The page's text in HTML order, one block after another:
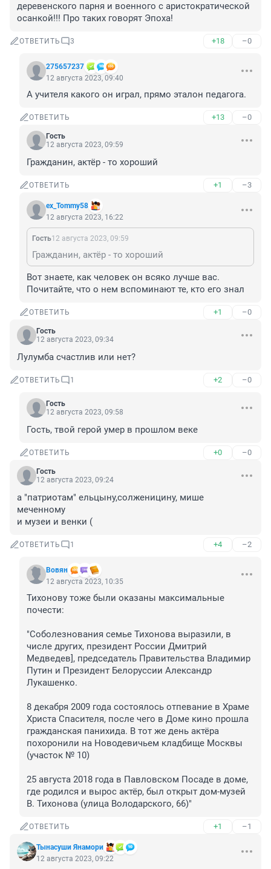
деревенского парня и военного с аристократической
осанкой!!! Про таких говорят Эпоха!
ОТВЕТИТЬ 3 +18 –0
275657237
12 августа 2023, 09:40
А учителя какого он играл, прямо эталон педагога.
ОТВЕТИТЬ +13 –0
Гость
12 августа 2023, 09:59
Гражданин, актёр - то хороший
ОТВЕТИТЬ +1 –3
ex_Tommy58
12 августа 2023, 16:22
Гость12 августа 2023, 09:59
Гражданин, актёр - то хороший
Вот знаете, как человек он всяко лучше вас.
Почитайте, что о нем вспоминают те, кто его знал
ОТВЕТИТЬ +1 –0
Гость
12 августа 2023, 09:34
Лулумба счастлив или нет?
ОТВЕТИТЬ 1 +2 –0
Гость
12 августа 2023, 09:58
Гость, твой герой умер в прошлом веке
ОТВЕТИТЬ +0 –0
Гость
12 августа 2023, 09:24
а "патриотам" ельцыну,солженицину, мише
меченному
и музеи и венки (
ОТВЕТИТЬ 1 +4 –2
Вовян
12 августа 2023, 10:35
Тихонову тоже были оказаны максимальные
почести:
"Соболезнования семье Тихонова выразили, в
числе других, президент России Дмитрий
Медведев], председатель Правительства Владимир
Путин и Президент Белоруссии Александр
Лукашенко.
8 декабря 2009 года состоялось отпевание в Храме
Христа Спасителя, после чего в Доме кино прошла
гражданская панихида. В тот же день актёра
похоронили на Новодевичьем кладбище Москвы
(участок № 10)
25 августа 2018 года в Павловском Посаде в доме,
где родился и вырос актёр, был открыт дом-музей
В. Тихонова (улица Володарского, 66)"
ОТВЕТИТЬ +1 –1
Тынасуши Янамори
12 августа 2023, 09:22